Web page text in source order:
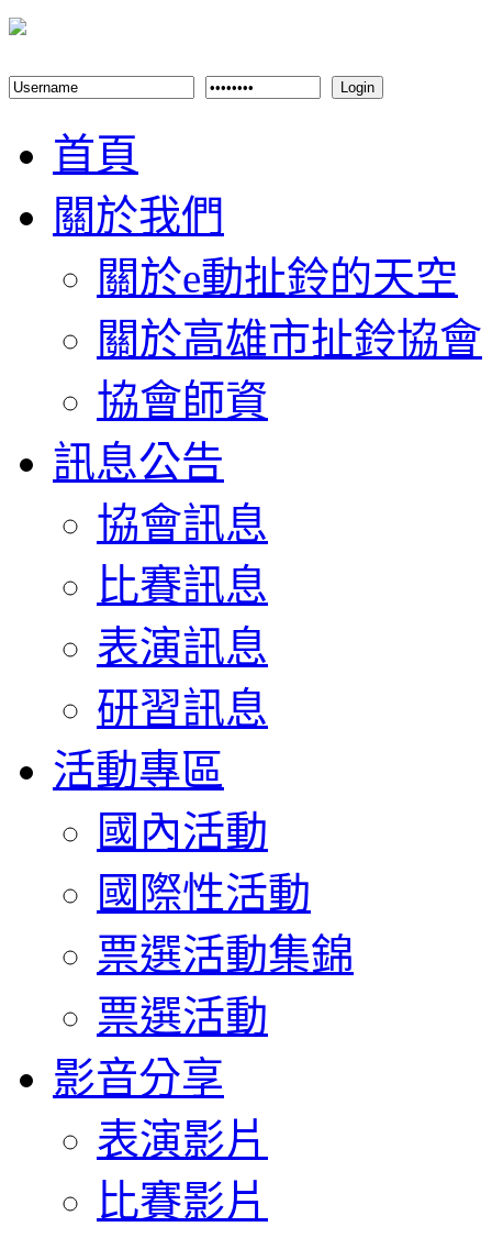
Login
首頁
關於我們
關於e動扯鈴的天空
關於高雄市扯鈴協會
協會師資
訊息公告
協會訊息
比賽訊息
表演訊息
研習訊息
活動專區
國內活動
國際性活動
票選活動集錦
票選活動
影音分享
表演影片
比賽影片